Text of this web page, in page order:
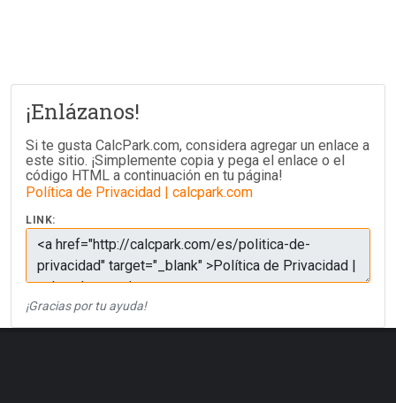
¡Enlázanos!
Si te gusta CalcPark.com, considera agregar un enlace a
este sitio. ¡Simplemente copia y pega el enlace o el
código HTML a continuación en tu página!
Política de Privacidad | calcpark.com
LINK:
¡Gracias por tu ayuda!